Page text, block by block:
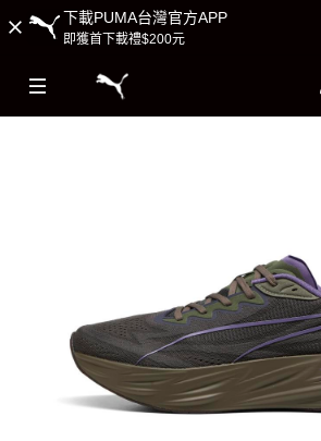
下載PUMA台灣官方APP
即獲首下載禮$200元